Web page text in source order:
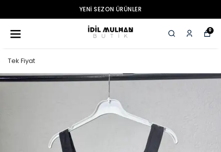
YENI SEZON ÜRÜNLER
0
Tek Fiyat